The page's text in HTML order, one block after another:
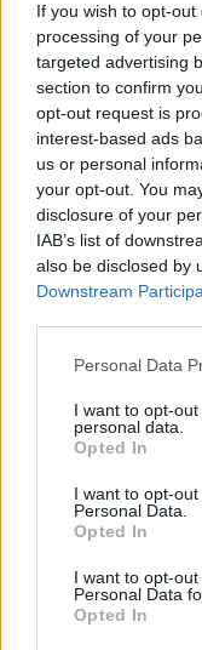
If you wish to opt-
processing of your
targeted advertising
section to confirm
opt-out request is
interest-based ads
us or personal
your opt-out. You
disclosure of your
IAB’s list of
also be disclosed by
Downstream
Personal Data
I want to opt-
personal data.
Opted In
I want to opt-
Personal Data.
Opted In
I want to opt-
Personal Data
Opted In
ΗΛΕΚΤΡΙΣΜΟΣ
GreenTank:
Ιούνιος 2026
03/08/2026 - 14:39
ΝΕΕΣ ΤΕΧΝΟΛΟΓΙΕΣ
συμφωνίας
ορόσημο για
και τον